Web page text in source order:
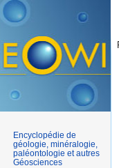
Encyclopédie de
géologie, minéralogie,
paléontologie et autres
Géosciences